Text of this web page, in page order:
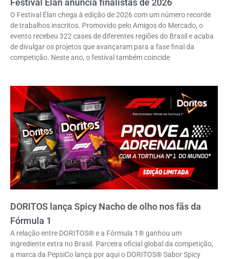
O Festival Élan chega à edição de 2026 com um número recorde
de trabalhos inscritos. Promovido pelo Amigos do Mercado, o
evento recebeu 322 cases de diferentes regiões do Brasil e acaba
de divulgar os projetos que avançaram para a fase final da
competição. Neste ano, o festival também coincide
DORITOS lança Spicy Nacho de olho nos fãs da
Fórmula 1
A relação entre DORITOS® e a Fórmula 1® ganhou um
ingrediente extra no Brasil. Parceira oficial global da competição,
a marca da PepsiCo lança por aqui o DORITOS® Sabor Spicy